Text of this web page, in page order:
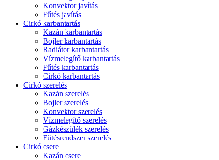
Konvektor javítás
Fűtés javítás
Cirkó karbantartás
Kazán karbantartás
Bojler karbantartás
Radiátor karbantartás
Vízmelegítő karbantartás
Fűtés karbantartás
Cirkó karbantartás
Cirkó szerelés
Kazán szerelés
Bojler szerelés
Konvektor szerelés
Vízmelegítő szerelés
Gázkészülék szerelés
Fűtésrendszer szerelés
Cirkó csere
Kazán csere